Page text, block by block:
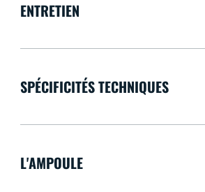
ENTRETIEN
SPÉCIFICITÉS TECHNIQUES
L'AMPOULE